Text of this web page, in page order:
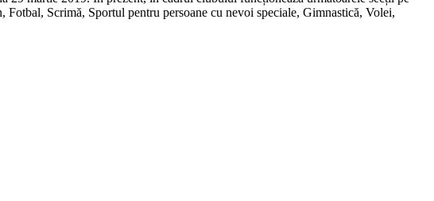
Scrimă, Sportul pentru persoane cu nevoi speciale, Gimnastică, Volei,